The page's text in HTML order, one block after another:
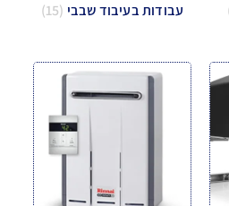
עבודות בעיבוד שבבי (15)